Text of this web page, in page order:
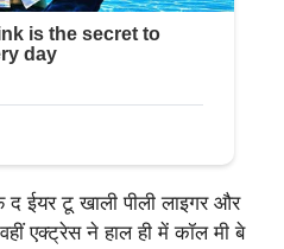
टू खाली पीली लाइगर और
एक्ट्रेस ने हाल ही में कॉल मी बे